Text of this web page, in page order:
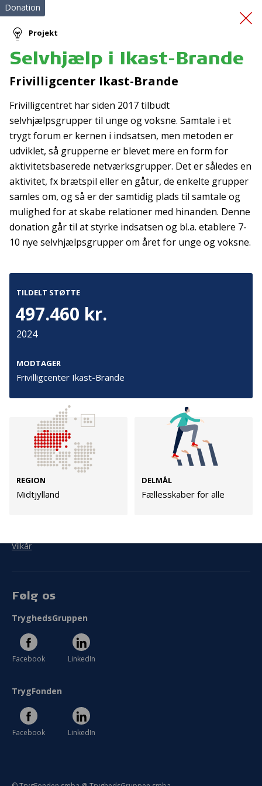
Behandling af skader
Donation
Projekt
Selvhjælp i Ikast-Brande
Frivilligcenter Ikast-Brande
Frivilligcentret har siden 2017 tilbudt
selvhjælpsgrupper til unge og voksne. Samtale i et
trygt forum er kernen i indsatsen, men metoden er
udviklet, så grupperne er blevet mere en form for
aktivitetsbaserede netværksgrupper. Det er således en
aktivitet, fx brætspil eller en gåtur, de enkelte grupper
samles om, og så er der samtidig plads til samtale og
mulighed for at skabe relationer med hinanden. Denne
donation går til at styrke indsatsen og bl.a. etablere 7-
10 nye selvhjælpsgrupper om året for unge og voksne.
TILDELT STØTTE
497.460 kr.
2024
MODTAGER
Frivilligcenter Ikast-Brande
REGION
Midtjylland
DELMÅL
Fællesskaber for alle
Tilmeld nyhedsbrev
De seneste nyheder om TrygFondens og TryghedsGruppens
aktiviteter direkte i din indbakke.
Tilmeld
Kontakt
TrygFonden
T:45 26 08 00
TryghedsGruppen
info@tryghedsgruppen.dk
Fakturering
Presse
Vilkår
Følg os
TryghedsGruppen
Facebook LinkedIn
TrygFonden
Facebook LinkedIn